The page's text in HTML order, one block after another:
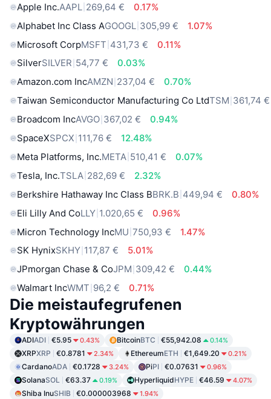
Apple Inc.AAPL 269,64 €
0.17%
Alphabet Inc Class AGOOGL 305,99 €
1.07%
Microsoft CorpMSFT 431,73 €
0.11%
SilverSILVER 54,77 €
0.03%
Amazon.com IncAMZN 237,04 €
0.70%
Taiwan Semiconductor Manufacturing Co LtdTSM 361,74 €
Broadcom IncAVGO 367,02 €
0.94%
SpaceXSPCX 111,76 €
12.48%
Meta Platforms, Inc.META 510,41 €
0.07%
Tesla, Inc.TSLA 282,69 €
2.32%
Berkshire Hathaway Inc Class BBRK.B 449,94 €
0.80%
Eli Lilly And CoLLY 1.020,65 €
0.96%
Micron Technology IncMU 750,93 €
1.47%
SK HynixSKHY 117,87 €
5.01%
JPmorgan Chase & CoJPM 309,42 €
0.44%
Walmart IncWMT 96,2 € 0.71%
Die meistaufegrufenen
Kryptowährungen
ADIADI €5.95 0.43% BitcoinBTC €55,942.08 0.14%
XRPXRP €0.8781 2.34% EthereumETH €1,649.20 0.21%
CardanoADA €0.1728 3.24% PiPI €0.07631 0.96%
SolanaSOL €63.37 0.19% HyperliquidHYPE €46.59 4.07%
Shiba InuSHIB €0.000003968 1.94%